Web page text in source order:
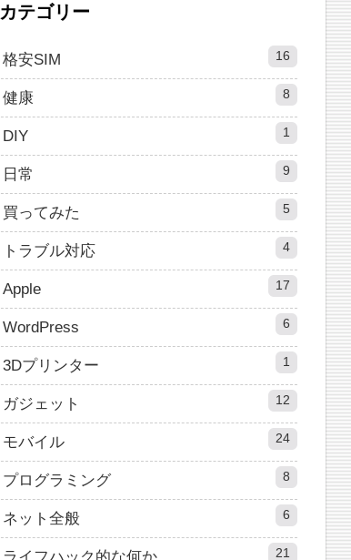
カテゴリー
格安SIM 16
健康 8
DIY 1
日常 9
買ってみた 5
トラブル対応 4
Apple 17
WordPress 6
3Dプリンター 1
ガジェット 12
モバイル 24
プログラミング 8
ネット全般 6
21